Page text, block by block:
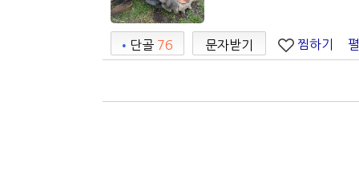
• 단골 76 문자받기 찜하기